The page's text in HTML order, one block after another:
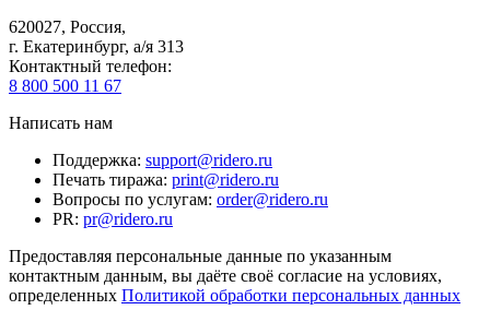
620027, Россия,
г. Екатеринбург, а/я 313
Контактный телефон:
8 800 500 11 67
Написать нам
Поддержка: support@ridero.ru
Печать тиража: print@ridero.ru
Вопросы по услугам: order@ridero.ru
PR: pr@ridero.ru
Предоставляя персональные данные по указанным
контактным данным, вы даёте своё согласие на условиях,
определенных Политикой обработки персональных данных